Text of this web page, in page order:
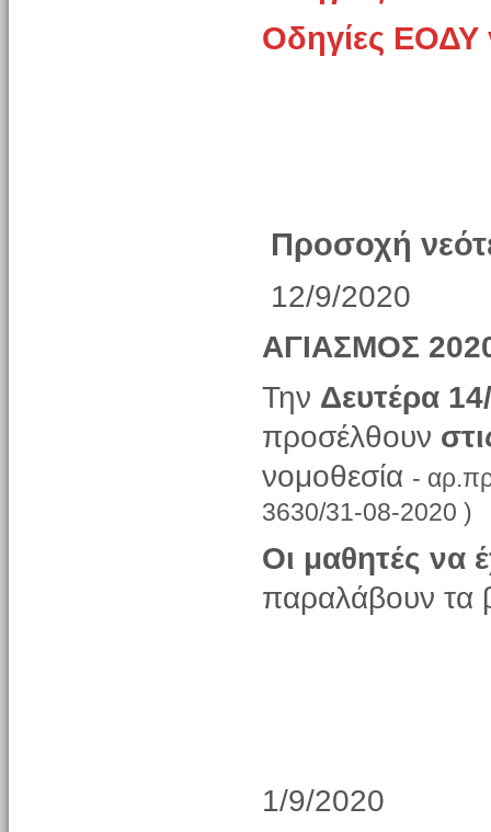
Οδηγίες ΕΟΔΥ
Προσοχή
12/9/2020
ΑΓΙΑΣΜΟΣ
Την Δευτέρα
προσέλθουν
νομοθεσία - αρ.
3630/31-08-2020 )
Οι μαθητές να
παραλάβουν τα
1/9/2020